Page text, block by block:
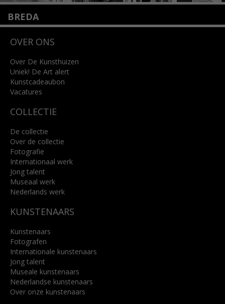
BREDA
4818 SB Breda
info@kunsthuisbreda.nl
Lees meer
OVER ONS
Over De Kunsthuizen
Uniek! De Art alert
Kunstcadeaubon
Vacatures
COLLECTIE
De collectie
Over de collectie
Fotografie
Internationaal werk
Jong talent
Museaal werk
Nederlands werk
KUNSTENAARS
Kunstenaars
Fotografen
Internationale kunstenaars
Jong talent
Museale kunstenaars
Nederlandse kunstenaars
Over onze kunstenaars